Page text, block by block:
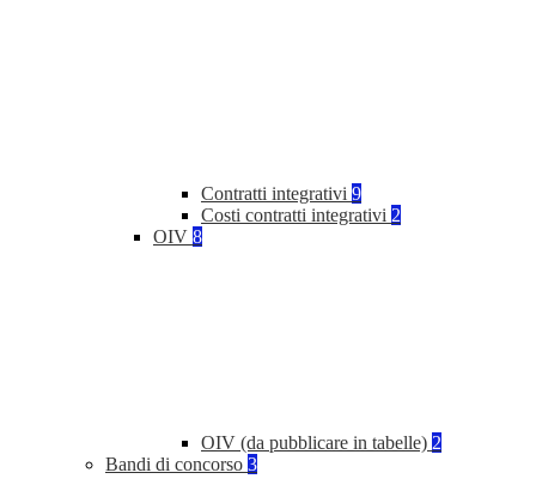
Contratti integrativi 9
Costi contratti integrativi 2
OIV 8
OIV (da pubblicare in tabelle) 2
Bandi di concorso 3